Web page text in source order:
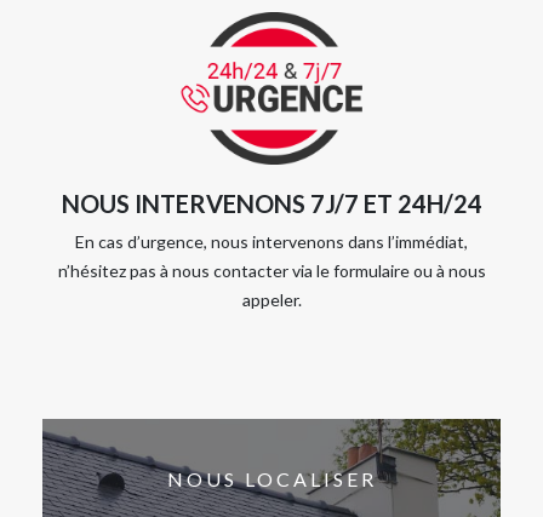
NOUS INTERVENONS 7J/7 ET 24H/24
En cas d’urgence, nous intervenons dans l’immédiat,
n’hésitez pas à nous contacter via le formulaire ou à nous
appeler.
NOUS LOCALISER